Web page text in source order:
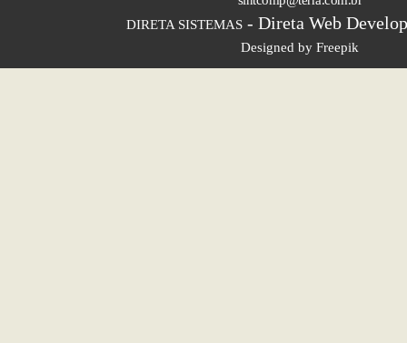
DIRETA SISTEMAS- Direta Web
Designed by Freepik